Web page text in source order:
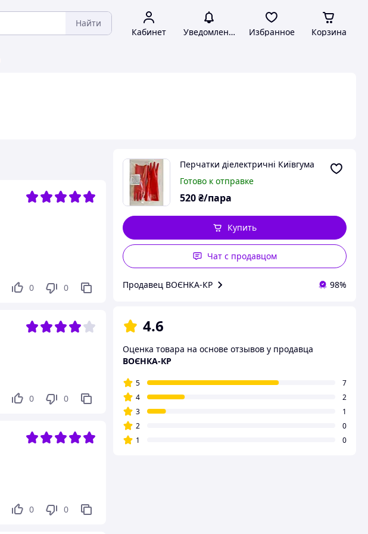
Найти
Кабинет Уведомления Избранное Корзина
0 0
0 0
0 0
Перчатки діелектричні Київгума
Готово к отправке
520₴/пара
Купить
Чат с продавцом
Продавец ВОЄНКА-КР 98%
4.6
Оценка товара на основе отзывов у продавца
ВОЄНКА-КР
5
7
4
2
3
1
2
0
1
0